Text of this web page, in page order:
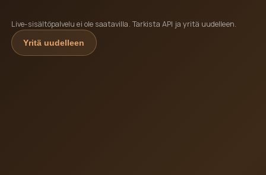
Live-sisältöpalvelu ei ole saatavilla. Tarkista API ja yritä uudelleen.
Yritä uudelleen